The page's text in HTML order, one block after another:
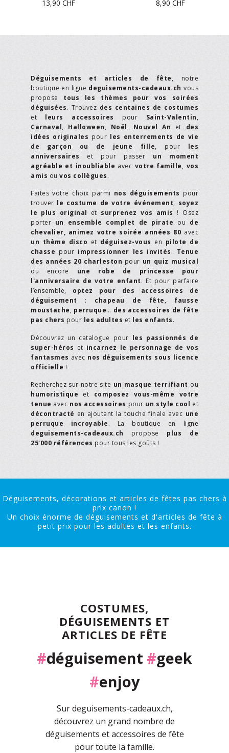
13,90 CHF 8,90 CHF
Déguisements et articles de fête, notre
boutique en ligne deguisements-cadeaux.ch vous
propose tous les thèmes pour vos soirées
déguisées. Trouvez des centaines de costumes
et leurs accessoires pour Saint-Valentin,
Carnaval, Halloween, Noël, Nouvel An et des
idées originales pour les enterrements de vie
de garçon ou de jeune fille, pour les
anniversaires et pour passer un moment
agréable et inoubliable avec votre famille, vos
amis ou vos collègues.
Faites votre choix parmi nos déguisements pour
trouver le costume de votre événement, soyez
le plus original et surprenez vos amis ! Osez
porter un ensemble complet de pirate ou de
chevalier, animez votre soirée années 80 avec
un thème disco et déguisez-vous en pilote de
chasse pour impressionner les invités. Tenue
des années 20 charleston pour un quiz musical
ou encore une robe de princesse pour
l'anniversaire de votre enfant. Et pour parfaire
l’ensemble, optez pour des accessoires de
déguisement : chapeau de fête, fausse
moustache, perruque… des accessoires de fête
pas chers pour les adultes et les enfants.
Découvrez un catalogue pour les passionnés de
super-héros et incarnez le personnage de vos
fantasmes avec nos déguisements sous licence
officielle !
Recherchez sur notre site un masque terrifiant ou
humoristique et composez vous-même votre
tenue avec nos accessoires pour un style cool et
décontracté en ajoutant la touche finale avec une
perruque incroyable. La boutique en ligne
deguisements-cadeaux.ch propose plus de
25'000 références pour tous les goûts !
Déguisements, décorations et articles de fêtes pas chers à
prix canon !
Un choix énorme de déguisements et d'articles de fête à
petit prix pour les adultes et les enfants.
COSTUMES,
DÉGUISEMENTS ET
ARTICLES DE FÊTE
#déguisement #geek
#enjoy
Sur deguisements-cadeaux.ch,
découvrez un grand nombre de
déguisements et accessoires de fête
pour toute la famille.